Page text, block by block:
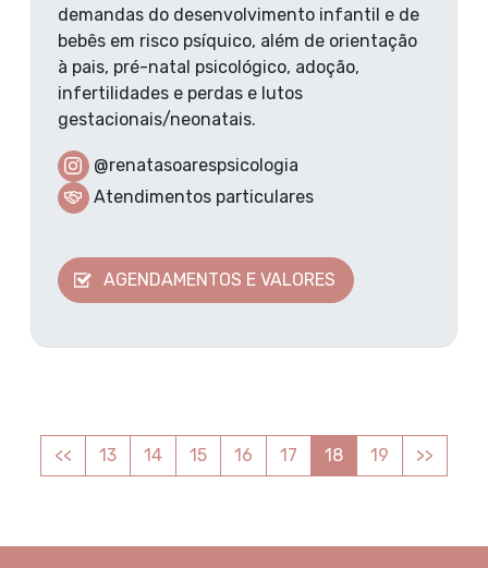
demandas do desenvolvimento infantil e de
bebês em risco psíquico, além de orientação
à pais, pré-natal psicológico, adoção,
infertilidades e perdas e lutos
gestacionais/neonatais.
@renatasoarespsicologia
Atendimentos particulares
AGENDAMENTOS E VALORES
<< 13 14 15 16 17 18 19 >>